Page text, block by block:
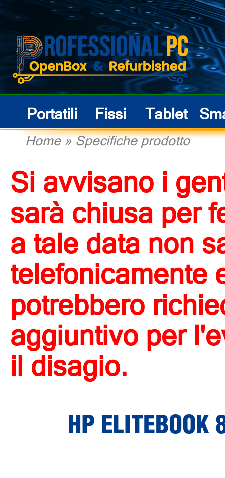
Portatili Fissi Tablet
Home»Specifiche prodotto
Si avvisano i
sarà chiusa per
a tale data non
telefonicamente
potrebbero
aggiuntivo per
il disagio.
HP ELITEBOOK